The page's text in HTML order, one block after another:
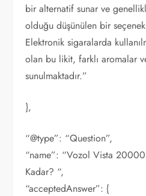
bir alternatif sunar ve
olduğu düşünülen bir
Elektronik sigaralarda
olan bu likit, farklı aromalar
sunulmaktadır.”
},
“@type”: “Question”,
“name”: “Vozol Vista
Kadar? “,
“acceptedAnswer”: {